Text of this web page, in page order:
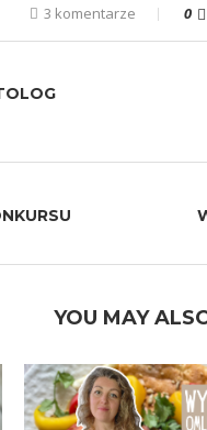
3 komentarze 0
YOU MAY